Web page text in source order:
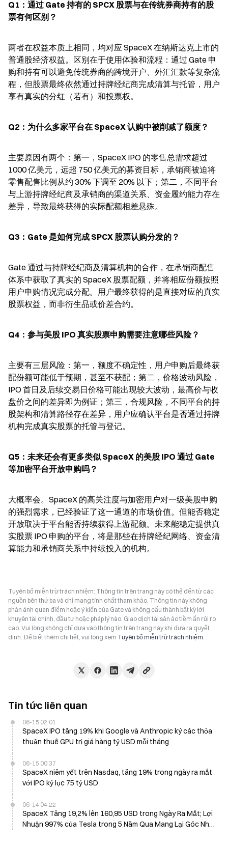
Q1：通过 Gate 持有的 SPCX 股票与在传统券商持有的股
票有何区别？
两者在权益本质上相同，均对应 SpaceX 在纳斯达克上市的
普通股经济权益。区别在于使用体验和流程：通过 Gate 申
购和持有可以避免传统券商的跨境开户、外汇汇款等复杂流
程，但股票最终依然通过持牌经纪商完成清算与托管，用户
享有真实的分红（若有）和投票权。
Q2：为什么多家平台在 SpaceX 认购中被削减了额度？
主要原因有两个：第一，SpaceX IPO 的零售总需求超过
1000 亿美元，远超 750 亿美元的募资目标，承销商被迫将
零售配售比例从约 30% 下调至 20% 以下；第二，不同平台
与上游持牌经纪商及承销商的渠道关系、资金履约能力存在
差异，导致最终获得的实际配额相差悬殊。
Q3：Gate 是如何完成 SPCX 股票认购分发的？
Gate 通过与持牌经纪商及清算机构的合作，在承销商配售
体系中获取了真实的 SpaceX 股票配额，并将相应份额按照
用户申购情况完成分配。用户最终获得的是直接对应的真实
股票权益，而非衍生品或价差合约。
Q4：参与美股 IPO 真实股票申购需要注意哪些风险？
主要有三层风险：第一，额度不确定性，用户申购后最终获
配份额可能低于预期，甚至不获配；第二，价格波动风险，
IPO 首日及后续交易日价格可能出现较大波动，最高价与收
盘价之间的差异即为例证；第三，合规风险，不同平台的持
股架构和清算路径存在差异，用户应确认平台是否通过持牌
机构完成真实股票的托管与登记。
Q5：未来还会有更多类似 SpaceX 的美股 IPO 通过 Gate
等加密平台开放申购吗？
大概率会。SpaceX 的高关注度与加密用户对一级美股申购
的强烈需求，已经验证了这一通道的市场价值。但能否稳定
开放取决于平台能否持续获得上游配额。未来能稳定提供真
实股票 IPO 申购的平台，将是那些在持牌经纪网络、资金清
算能力和承销商关系中持续投入的机构。
Tuyên bố miễn trừ trách nhiệm: Thông tin trên trang này có thể đến từ các
nguồn bên thứ ba và chỉ mang tính chất tham khảo. Thông tin này không
phản ánh quan điểm hoặc ý kiến của Gate và không cấu thành bất kỳ lời
khuyên tài chính, đầu tư hoặc pháp lý nào. Giao dịch tài sản ảo tiềm ẩn rủi ro
cao. Vui lòng không chỉ dựa vào thông tin trên trang này khi đưa ra quyết
định. Để biết thêm chi tiết, vui lòng xem Tuyên bố miễn trừ trách nhiệm.
Tin tức liên quan
06-15 02:01
SpaceX IPO tăng 19% khi Google và Anthropic ký các thỏa
thuận thuê GPU trị giá hàng tỷ USD mỗi tháng
06-15 00:37
SpaceX niêm yết trên Nasdaq, tăng 19% trong ngày ra mắt
với IPO kỷ lục 75 tỷ USD
06-14 04:22
SpaceX Tăng 19,2% lên 160,95 USD trong Ngày Ra Mắt; Lợi
Nhuận 997% của Tesla trong 5 Năm Qua Mang Lại Góc Nhìn